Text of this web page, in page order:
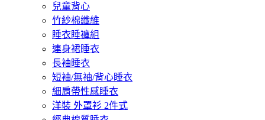
兒童背心
竹紗棉纖維
睡衣睡褲組
連身裙睡衣
長袖睡衣
短袖/無袖/背心睡衣
細肩帶性感睡衣
洋裝 外罩衫 2件式